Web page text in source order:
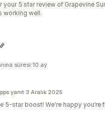
your 5 star review of Grapevine
working well.
süresi:10 ay
yanıt 3 Aralık 2025
5-star boost! We're happy you’re